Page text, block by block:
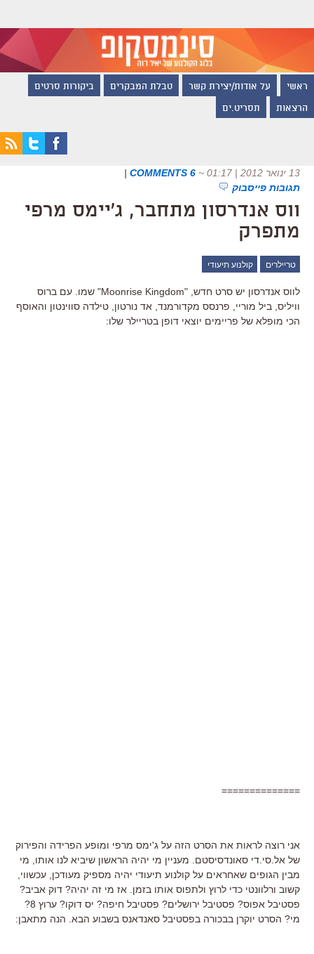
ראשי על אודות/יצירת קשר טבלת המבקרים ביקורות סרטים
הרצאות תסריט.ים
13 ינואר 2012 | 01:17 ~
6 COMMENTS
|
תגובות פייסבוק
ווס אנדרסון מתחבר, ג'יימס מרפי
מתפרק
טריילרים קולנוע תיעודי
לווס אנדרסון יש סרט חדש, "Moonrise Kingdom" שמו. עם ברוס
וויליס, ביל מוריי, פרנסס מקדורמנד, אד נורטון, טילדה סווינטון והאוסף
הכי מופלא של פריימים יוצאי דופן בטריילר שלו:
==============
אני רוצה לראות את הסרט הזה על ג'ימס מרפי ומופע הפרידה והפירוק
של אל.סי.די סאונדסיסטם. מעניין מי יהיה הראשון שיביא לנו אותו, מי
מבין הגופים שאחראים על קולנוע תיעודי יהיה מספיק מעודכן, עכשווי,
קשוב ורלוונטי כדי לרוץ ולתפוס אותו בזמן. אז מי זה יהיה? דוק אביב?
פסטיבל אפוס? פסטיבל ירושלים? פסטיבל חיפה? יס דוקו? ערוץ 8?
מי? הסרט יוקרן בבכורה בפסטיבל סאנדאנס בשבוע הבא. הנה מתאבן: